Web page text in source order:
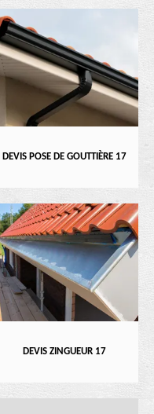
DEVIS POSE DE GOUTTIÈRE 17
DEVIS ZINGUEUR 17